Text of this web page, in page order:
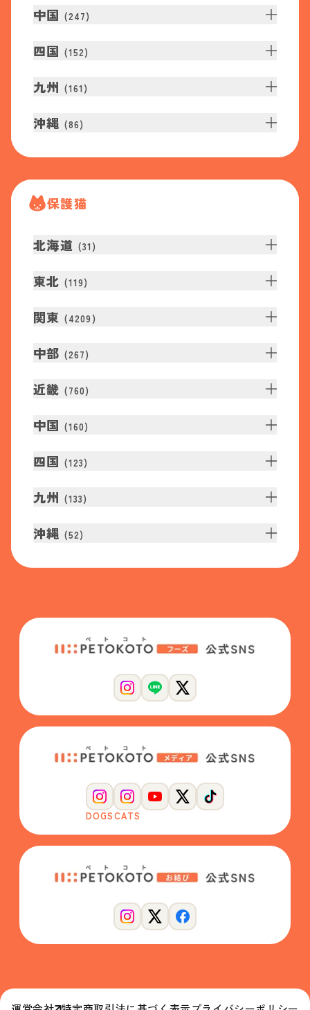
中国 (247)
四国 (152)
九州 (161 )
沖縄 (86)
保護猫
北海道 (31 )
東北 (119)
関東 (4209 )
中部 (267)
近畿 (760)
中国 (160)
四国 (123)
九州 (133)
沖縄 (52)
DOGSCATS